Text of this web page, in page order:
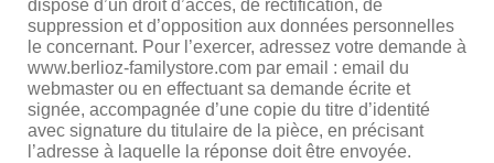
dispose d’un droit d’accès, de rectification, de
suppression et d’opposition aux données personnelles
le concernant. Pour l’exercer, adressez votre demande à
www.berlioz-familystore.com par email : email du
webmaster ou en effectuant sa demande écrite et
signée, accompagnée d’une copie du titre d’identité
avec signature du titulaire de la pièce, en précisant
l’adresse à laquelle la réponse doit être envoyée.